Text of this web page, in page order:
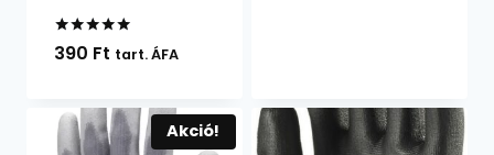
Értékelés:
5.00
390 Ft tart. ÁFA
Akció!